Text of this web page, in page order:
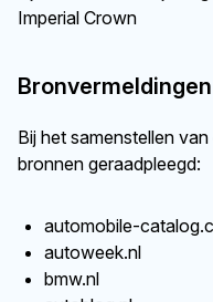
Imperial Crown
Bronvermeldingen
Bij het samenstellen
bronnen geraadpleegd:
automobile-
autoweek.nl
bmw.nl